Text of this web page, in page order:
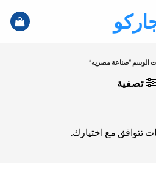
الوسم “صناعة مصريه”
تصفية
تتوافق مع اختيارك.